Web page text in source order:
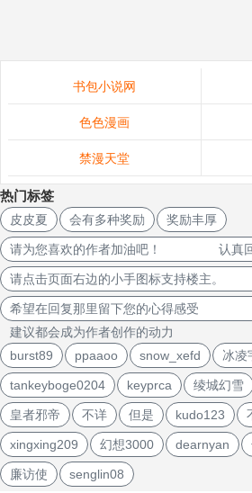
书包小说网
色色漫画
禁漫天堂
热门标签
皮皮夏 会有多种奖励 奖励丰厚
请为您喜欢的作者加油吧！ 认真回
请点击页面右边的小手图标支持楼
希望在回复那里留下您的心得感受
建议都会成为作者创作的动力
burst89
ppaaoo snow_xefd 冰凌
tankeyboge0204 keyprca 绫城幻雪
皇者邪帝 不详 但是 kudo123
xingxing209 幻想3000 dearnyan
廉访使 senglin08